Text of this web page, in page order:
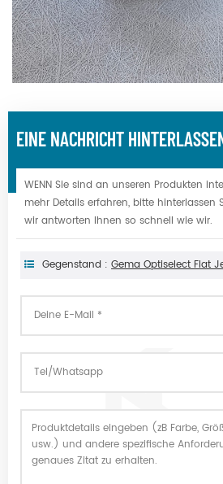
EINE NACHRICHT
WENN Sie sind an unseren Produkten
mehr Details erfahren, bitte hinterlassen
wir antworten Ihnen so schnell wie wir.
Gegenstand : Gema Optiselect Flat